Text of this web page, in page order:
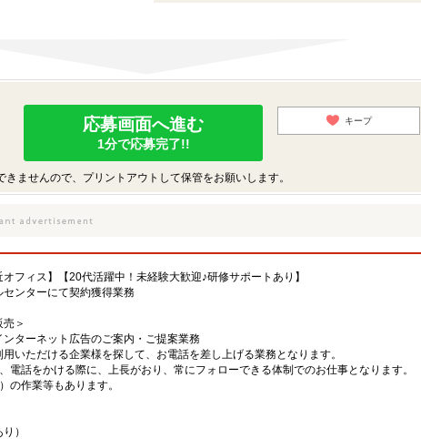
応募画面へ進む
1分で応募完了!!
キープ
ませんので、プリントアウトして保管をお願いします。
オフィス】【20代活躍中！未経験大歓迎♪研修サポートあり】
ンターにて契約獲得業務
＞
ターネット広告のご案内・ご提案業務
いただける企業様を探して、お電話を差し上げる業務となります。
電話をかける際に、上長がおり、常にフォローできる体制でのお仕事となります。
の作業等もあります。
）